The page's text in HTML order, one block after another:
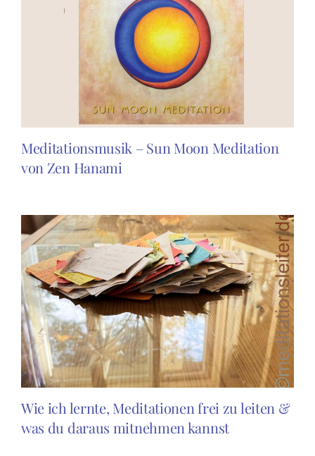
Meditationsmusik – Sun Moon Meditation
von Zen Hanami
Wie ich lernte, Meditationen frei zu leiten &
was du daraus mitnehmen kannst